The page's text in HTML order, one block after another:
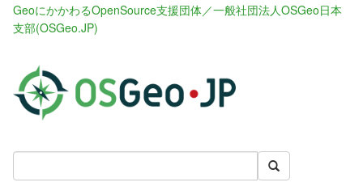
GeoにかかわるOpenSource支援団体／一般社団法人OSGeo日本
支部(OSGeo.JP)